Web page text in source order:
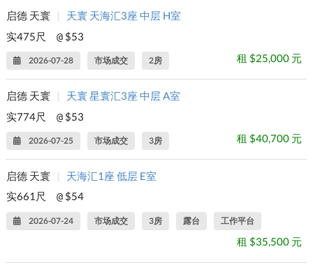
启德 天寰
天寰 天海汇3座 中层 H室
实475尺
@ $53
2026-07-28 市场成交 2房 租 $25,000 元
启德 天寰 |
天寰 星寰汇3座 中层 A室
实774尺
@ $53
2026-07-25 市场成交 3房 租 $40,700 元
启德 天寰 |
天海汇1座 低层 E室
实661尺
@ $54
2026-07-24 市场成交 3房 露台 工作平台
租 $35,500 元